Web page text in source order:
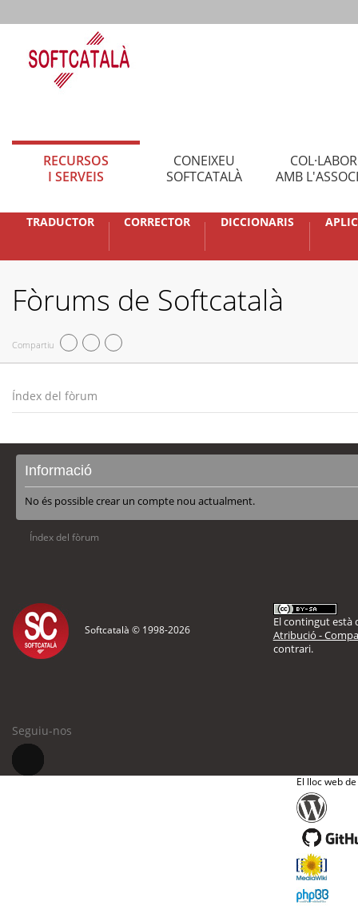
RECURSOS
I SERVEIS
CONEIXEU
SOFTCATALÀ
AMB
TRADUCTOR CORRECTOR DICCIONARIS
Fòrums de Softcatalà
Compartiu
Índex del fòrum
Informació
No és possible crear un compte nou actualment.
Índex del fòrum
Softcatalà © 1998-2026
El contingut està
Atribució -
contrari.
Seguiu-nos
El lloc web